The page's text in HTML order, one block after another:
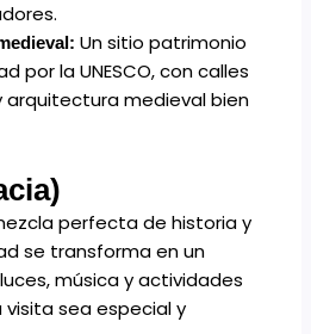
Un sitio patrimonio
por la UNESCO, con calles
arquitectura medieval bien
perfecta de historia y
se transforma en un
música y actividades
sea especial y